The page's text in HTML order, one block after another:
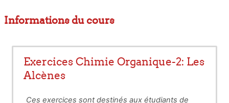
Informations du cours
Exercices Chimie Organique-2: Les
Alcènes
Ces exercices sont destinés aux étudiants de